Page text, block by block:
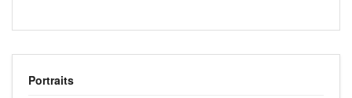
Portraits